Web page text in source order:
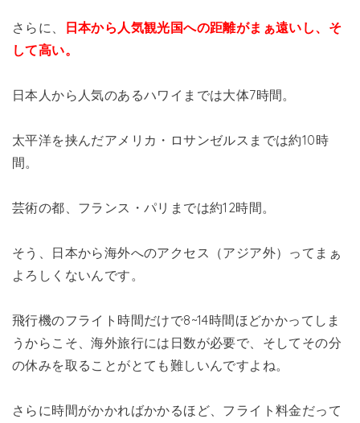
さらに、
日本から人気観光国への距離がまぁ遠いし、そ
して高い。
日本人から人気のあるハワイまでは大体7時間。
太平洋を挟んだアメリカ・ロサンゼルスまでは約10時
間。
芸術の都、フランス・パリまでは約12時間。
そう、日本から海外へのアクセス（アジア外）ってまぁ
よろしくないんです。
飛行機のフライト時間だけで8~14時間ほどかかってしま
うからこそ、海外旅行には日数が必要で、そしてその分
の休みを取ることがとても難しいんですよね。
さらに時間がかかればかかるほど、フライト料金だって